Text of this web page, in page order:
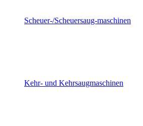
Scheuer-/Scheuersaug-maschinen
Kehr- und Kehrsaugmaschinen